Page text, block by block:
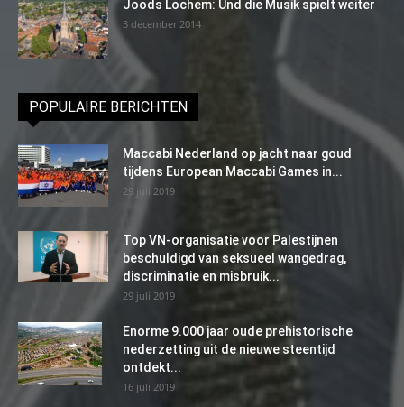
Joods Lochem: Und die Musik spielt weiter
3 december 2014
POPULAIRE BERICHTEN
Maccabi Nederland op jacht naar goud
tijdens European Maccabi Games in...
29 juli 2019
Top VN-organisatie voor Palestijnen
beschuldigd van seksueel wangedrag,
discriminatie en misbruik...
29 juli 2019
Enorme 9.000 jaar oude prehistorische
nederzetting uit de nieuwe steentijd
ontdekt...
16 juli 2019